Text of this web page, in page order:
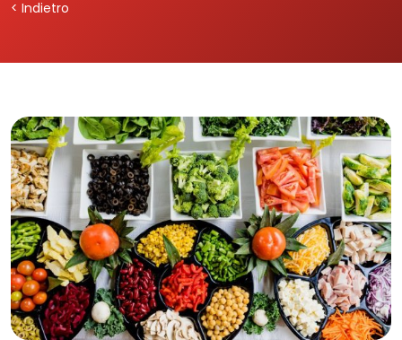
Login
< Indietro